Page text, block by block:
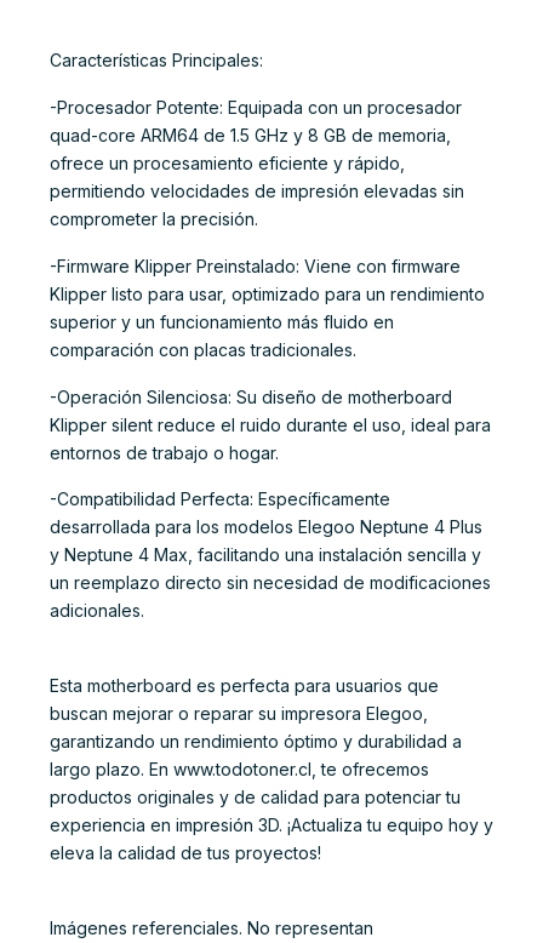
Características Principales:
-Procesador Potente: Equipada con un procesador
quad-core ARM64 de 1.5 GHz y 8 GB de memoria,
ofrece un procesamiento eficiente y rápido,
permitiendo velocidades de impresión elevadas sin
comprometer la precisión.
-Firmware Klipper Preinstalado: Viene con firmware
Klipper listo para usar, optimizado para un rendimiento
superior y un funcionamiento más fluido en
comparación con placas tradicionales.
-Operación Silenciosa: Su diseño de motherboard
Klipper silent reduce el ruido durante el uso, ideal para
entornos de trabajo o hogar.
-Compatibilidad Perfecta: Específicamente
desarrollada para los modelos Elegoo Neptune 4 Plus
y Neptune 4 Max, facilitando una instalación sencilla y
un reemplazo directo sin necesidad de modificaciones
adicionales.
Esta motherboard es perfecta para usuarios que
buscan mejorar o reparar su impresora Elegoo,
garantizando un rendimiento óptimo y durabilidad a
largo plazo. En www.todotoner.cl, te ofrecemos
productos originales y de calidad para potenciar tu
experiencia en impresión 3D. ¡Actualiza tu equipo hoy y
eleva la calidad de tus proyectos!
Imágenes referenciales. No representan